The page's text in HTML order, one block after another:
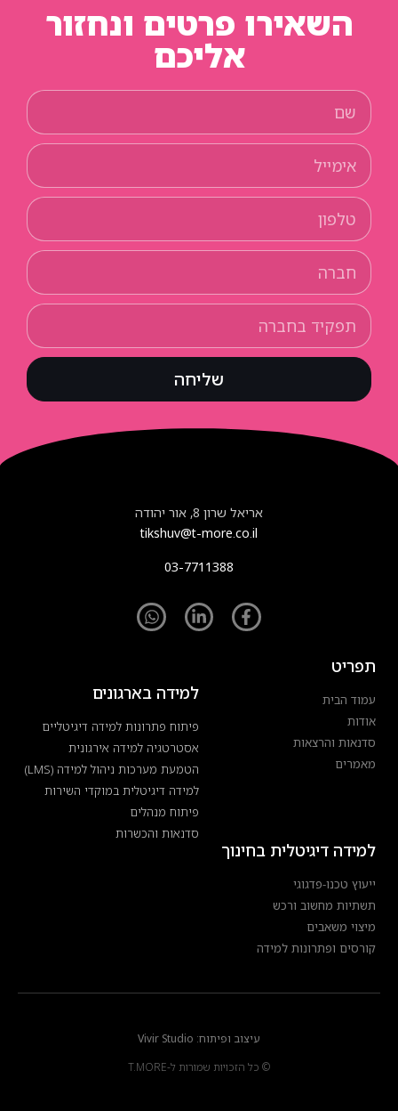
השאירו פרטים ונחזור
אליכם
שליחה
אריאל שרון 8, אור יהודה
tikshuv@t-more.co.il
03-7711388
תפריט
עמוד הבית
אודות
סדנאות והרצאות
מאמרים
למידה בארגונים
פיתוח פתרונות למידה דיגיטליים
אסטרטגיה למידה אירגונית
הטמעת מערכות ניהול למידה (LMS)
למידה דיגיטלית במוקדי השירות
פיתוח מנהלים
סדנאות והכשרות
למידה דיגיטלית בחינוך
ייעוץ טכנו-פדגוגי
תשתיות מחשוב ורכש
מיצוי משאבים
קורסים ופתרונות למידה
© כל הזכויות שמורות ל-T.MORE
עיצוב ופיתוח: Vivir Studio